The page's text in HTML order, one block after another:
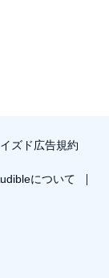
ズド広告規約
について